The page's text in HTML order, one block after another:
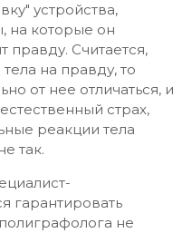
устройства,
на которые он
правду. Считается,
на правду, то
от нее отличаться, и
страх,
реакции тела
так.
гарантировать
не